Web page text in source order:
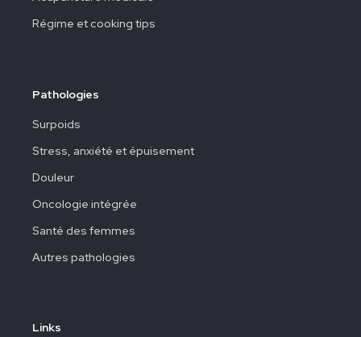
Régime et cooking tips
Pathologies
Surpoids
Stress, anxiété et épuisement
Douleur
Oncologie intégrée
Santé des femmes
Autres pathologies
Links